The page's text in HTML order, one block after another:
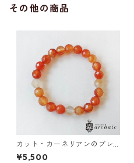
その他の商品
カット・カーネリアンのブレ
スレット（7.5mm）
¥5,500